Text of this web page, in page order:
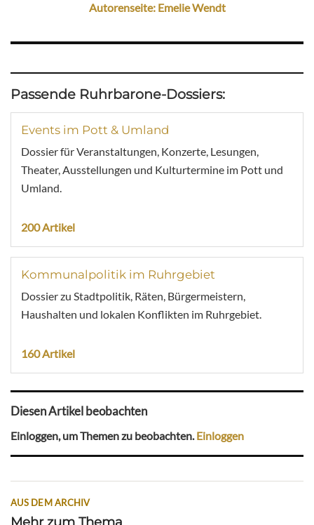
Autorenseite: Emelie Wendt
Passende Ruhrbarone-Dossiers:
Events im Pott & Umland
Dossier für Veranstaltungen, Konzerte, Lesungen,
Theater, Ausstellungen und Kulturtermine im Pott und
Umland.
200 Artikel
Kommunalpolitik im Ruhrgebiet
Dossier zu Stadtpolitik, Räten, Bürgermeistern,
Haushalten und lokalen Konflikten im Ruhrgebiet.
160 Artikel
Diesen Artikel beobachten
Einloggen, um Themen zu beobachten.Einloggen
AUS DEM ARCHIV
Mehr zum Thema